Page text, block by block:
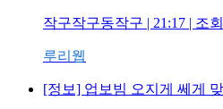
작구작구동작구 | 21:17 | 조회
루리웹
[정보] 업보빔 오지게 쎄게